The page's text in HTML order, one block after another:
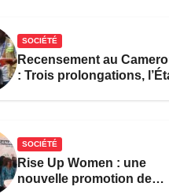
SOCIÉTÉ
Recensement au
: Trois prolongations,
SOCIÉTÉ
Rise Up Women : une
nouvelle promotion de